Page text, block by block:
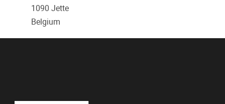
1090 Jette
Belgium